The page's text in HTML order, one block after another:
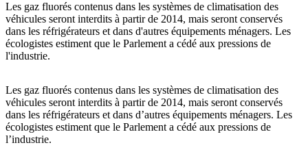
Les gaz fluorés contenus dans les systèmes de climatisation des
véhicules seront interdits à partir de 2014, mais seront conservés
dans les réfrigérateurs et dans d'autres équipements ménagers. Les
écologistes estiment que le Parlement a cédé aux pressions de
l'industrie.
Les gaz fluorés contenus dans les systèmes de climatisation des
véhicules seront interdits à partir de 2014, mais seront conservés
dans les réfrigérateurs et dans d’autres équipements ménagers. Les
écologistes estiment que le Parlement a cédé aux pressions de
l’industrie.